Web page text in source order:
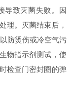
导致灭菌失败。因
理。灭菌结束后，
防烫伤或冷空气污
物指示剂测试，使
检查门密封圈的弹